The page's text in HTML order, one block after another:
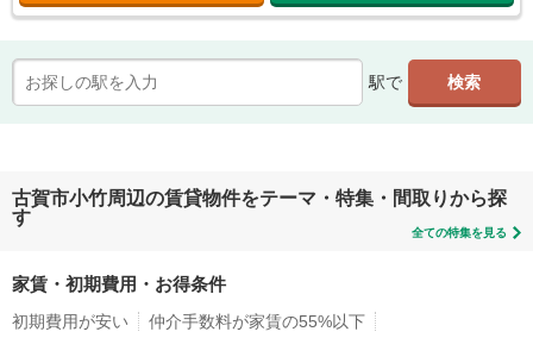
駅で
古賀市小竹周辺の賃貸物件をテーマ・特集・間取りから探
す
全ての特集を見る
家賃・初期費用・お得条件
初期費用が安い
仲介手数料が家賃の55%以下